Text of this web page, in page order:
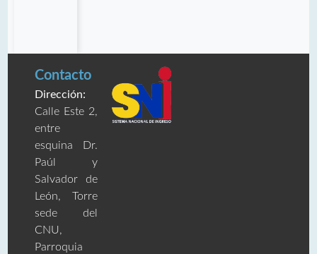
Contacto
Dirección:
Calle Este 2,
entre
esquina Dr.
Paúl y
Salvador de
León, Torre
sede del
CNU,
Parroquia